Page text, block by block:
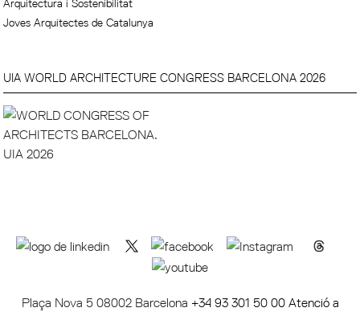
Arquitectura i Sostenibilitat
Joves Arquitectes de Catalunya
UIA WORLD ARCHITECTURE CONGRESS BARCELONA 2026
Plaça Nova 5 08002 Barcelona +34 93 301 50 00 Atenció a